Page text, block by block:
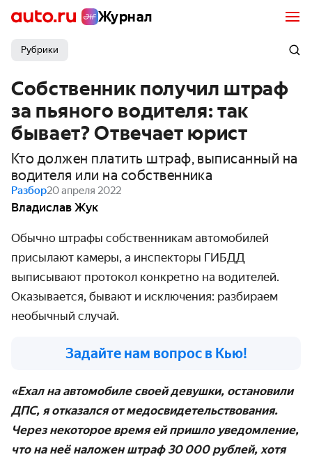
Журнал
Рубрики
Собственник получил штраф
за пьяного водителя: так
бывает? Отвечает юрист
Кто должен платить штраф, выписанный на
водителя или на собственника
Разбор20 апреля 2022
Владислав Жук
Обычно штрафы собственникам автомобилей
присылают камеры, а инспекторы ГИБДД
выписывают протокол конкретно на водителей.
Оказывается, бывают и исключения: разбираем
необычный случай.
Задайте нам вопрос в Кью!
«Ехал на автомобиле своей девушки, остановили
ДПС, я отказался от медосвидетельствования.
Через некоторое время ей пришло уведомление,
что на неё наложен штраф 30 000 рублей, хотя